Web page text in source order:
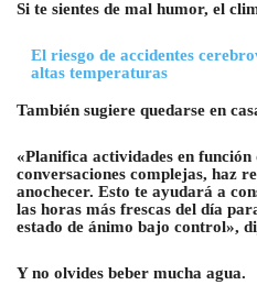
Si te sientes de mal humor, el
El riesgo de accidentes
altas temperaturas
También sugiere quedarse en
«Planifica actividades en
conversaciones complejas, haz
anochecer. Esto te ayudará a
las horas más frescas del día
estado de ánimo bajo control»,
Y no olvides beber mucha agua.